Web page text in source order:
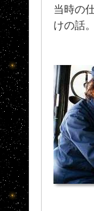
当時の
けの話。